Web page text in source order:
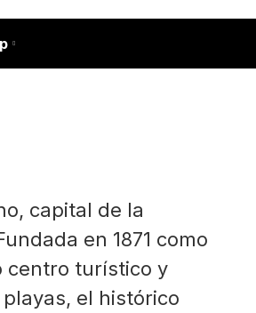
capital de la
en 1871 como
centro turístico y
el histórico